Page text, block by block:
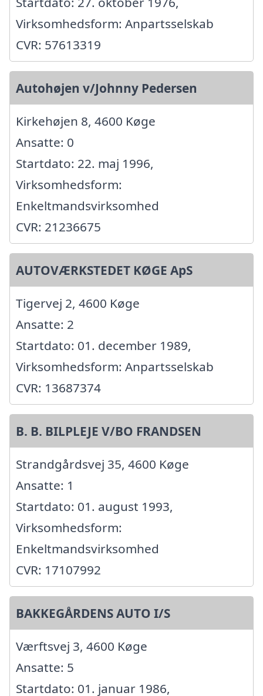
Virksomhedsform: Anpartsselskab
CVR: 57613319
Autohøjen v/Johnny Pedersen
Kirkehøjen 8, 4600 Køge
Ansatte: 0
Startdato: 22. maj 1996,
Virksomhedsform:
Enkeltmandsvirksomhed
CVR: 21236675
AUTOVÆRKSTEDET KØGE ApS
Tigervej 2, 4600 Køge
Ansatte: 2
Startdato: 01. december 1989,
Virksomhedsform: Anpartsselskab
CVR: 13687374
B. B. BILPLEJE V/BO FRANDSEN
Strandgårdsvej 35, 4600 Køge
Ansatte: 1
Startdato: 01. august 1993,
Virksomhedsform:
Enkeltmandsvirksomhed
CVR: 17107992
BAKKEGÅRDENS AUTO I/S
Værftsvej 3, 4600 Køge
Ansatte: 5
Startdato: 01. januar 1986,